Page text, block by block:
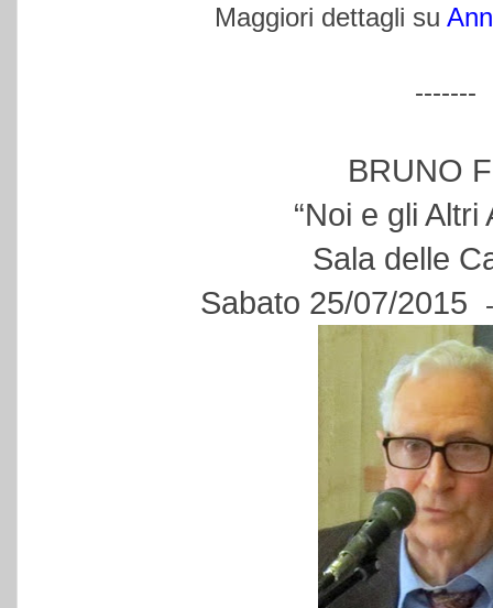
Maggiori dettagli su
-------
BRUNO
“Noi e gli Altri
Sala delle
Sabato 25/07/2015
-